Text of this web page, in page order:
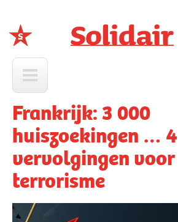
Frankrijk: 3 000
huiszoekingen … 4
vervolgingen voor
terrorisme